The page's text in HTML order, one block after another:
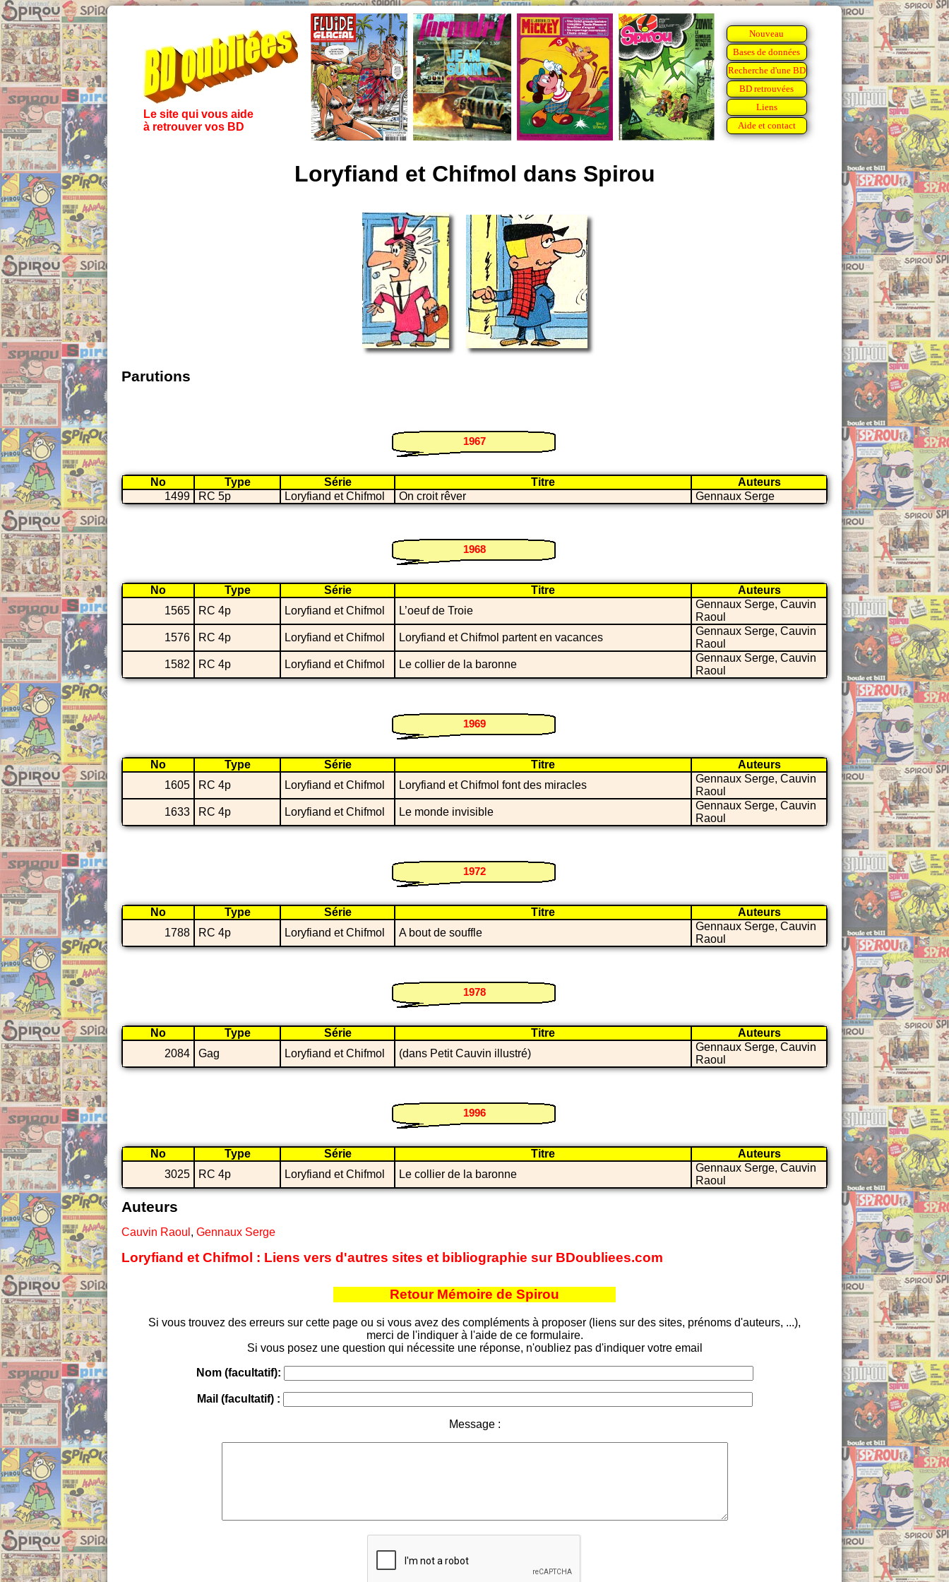
Le site qui vous aide
à retrouver vos BD
Nouveau
Bases de données
Recherche d'une BD
BD retrouvées
Liens
Aide et contact
Loryfiand et Chifmol dans Spirou
Parutions
1967
No Type Série Titre
Auteurs
1499
RC 5p Loryfiand et Chifmol On croit rêver Gennaux Serge
1968
No Type Série Titre
Auteurs
1565
RC 4p Loryfiand et Chifmol L’oeuf de Troie
Gennaux Serge, Cauvin
Raoul
1576
RC 4p Loryfiand et Chifmol Loryfiand et Chifmol partent en vacances
Gennaux Serge, Cauvin
Raoul
1582
RC 4p Loryfiand et Chifmol Le collier de la baronne
Gennaux Serge, Cauvin
Raoul
1969
No Type Série Titre
Auteurs
1605
RC 4p Loryfiand et Chifmol Loryfiand et Chifmol font des miracles
Gennaux Serge, Cauvin
Raoul
1633
RC 4p Loryfiand et Chifmol Le monde invisible
Gennaux Serge, Cauvin
Raoul
1972
No Type Série Titre
Auteurs
1788
RC 4p Loryfiand et Chifmol A bout de souffle
Gennaux Serge, Cauvin
Raoul
1978
No Type Série Titre
Auteurs
2084
Gag Loryfiand et Chifmol (dans Petit Cauvin illustré)
Gennaux Serge, Cauvin
Raoul
1996
No Type Série Titre
Auteurs
3025
RC 4p Loryfiand et Chifmol Le collier de la baronne
Gennaux Serge, Cauvin
Raoul
Auteurs
Cauvin Raoul , Gennaux Serge
Loryfiand et Chifmol : Liens vers d'autres sites et bibliographie sur BDoubliees.com
Retour Mémoire de Spirou
Si vous trouvez des erreurs sur cette page ou si vous avez des compléments à proposer (liens sur des sites, prénoms d'auteurs, ...),
merci de l'indiquer à l'aide de ce formulaire.
Si vous posez une question qui nécessite une réponse, n'oubliez pas d'indiquer votre email
Nom (facultatif):
Mail (facultatif) :
Message :